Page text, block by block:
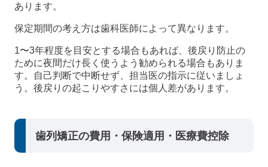
あります。
保定期間の考え方は歯科医師によって異なります。
1〜3年程度を目安とする場合もあれば、後戻り防止の
ために夜間だけ長く使うよう勧められる場合もありま
す。自己判断で中断せず、担当医の指示に従いましょ
う。後戻りの起こりやすさには個人差があります。
歯列矯正の費用・保険適用・医療費控除